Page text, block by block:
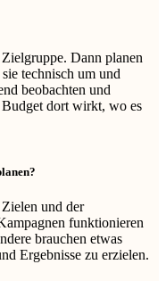
Dann planen
technisch um und
beobachten und
dort wirkt, wo es
und der
funktionieren
brauchen etwas
Ergebnisse zu erzielen.